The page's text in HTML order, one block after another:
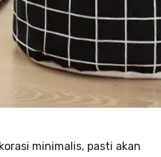
minimalis, pasti akan